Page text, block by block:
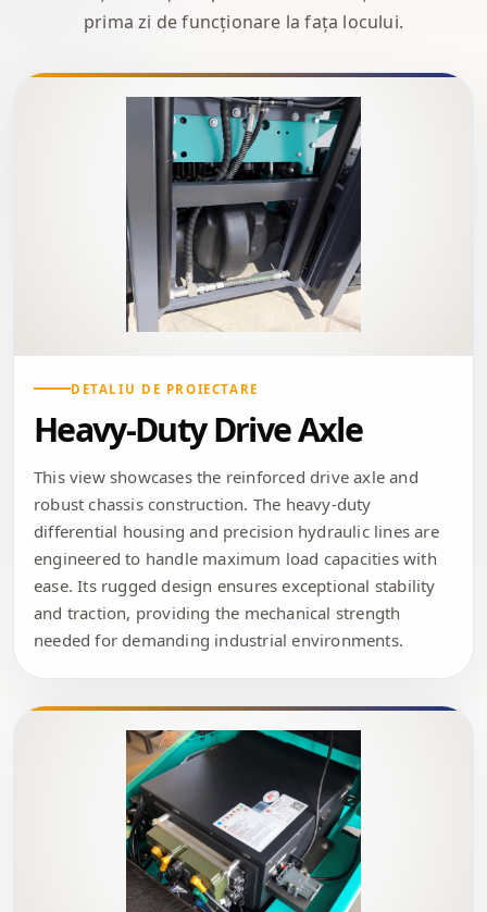
prima zi de funcționare la fața locului.
DETALIU DE PROIECTARE
Heavy-Duty Drive Axle
This view showcases the reinforced drive axle and
robust chassis construction. The heavy-duty
differential housing and precision hydraulic lines are
engineered to handle maximum load capacities with
ease. Its rugged design ensures exceptional stability
and traction, providing the mechanical strength
needed for demanding industrial environments.